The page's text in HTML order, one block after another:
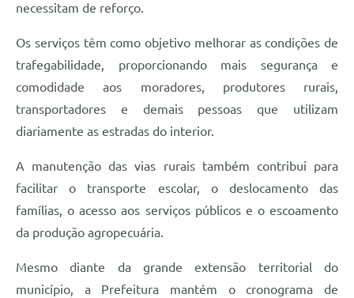
necessitam de reforço.
Os serviços têm como objetivo melhorar as condições de
trafegabilidade, proporcionando mais segurança e
comodidade aos moradores, produtores rurais,
transportadores e demais pessoas que utilizam
diariamente as estradas do interior.
A manutenção das vias rurais também contribui para
facilitar o transporte escolar, o deslocamento das
famílias, o acesso aos serviços públicos e o escoamento
da produção agropecuária.
Mesmo diante da grande extensão territorial do
município, a Prefeitura mantém o cronograma de